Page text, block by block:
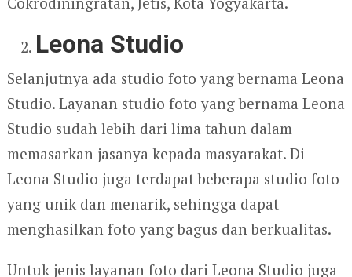
Leona Studio
Selanjutnya ada studio foto yang bernama Leona
Studio. Layanan studio foto yang bernama Leona
Studio sudah lebih dari lima tahun dalam
memasarkan jasanya kepada masyarakat. Di
Leona Studio juga terdapat beberapa studio foto
yang unik dan menarik, sehingga dapat
menghasilkan foto yang bagus dan berkualitas.
Untuk jenis layanan foto dari Leona Studio juga